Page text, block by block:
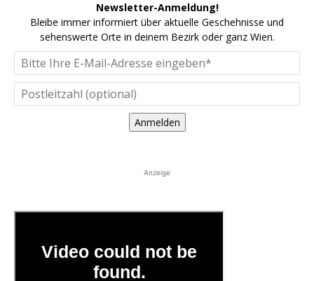
Newsletter-Anmeldung!
Bleibe immer informiert über aktuelle Geschehnisse und
sehenswerte Orte in deinem Bezirk oder ganz Wien.
Anmelden
Anzeige